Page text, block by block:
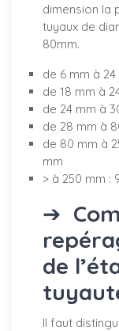
dimension la
tuyaux de
80mm.
de 6 mm à 24
de 18 mm à
de 24 mm à
de 28 mm à
de 80 mm à
mm
> à 250 mm :
➔
de
Il faut